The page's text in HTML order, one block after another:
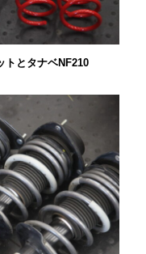
トとタナベNF210